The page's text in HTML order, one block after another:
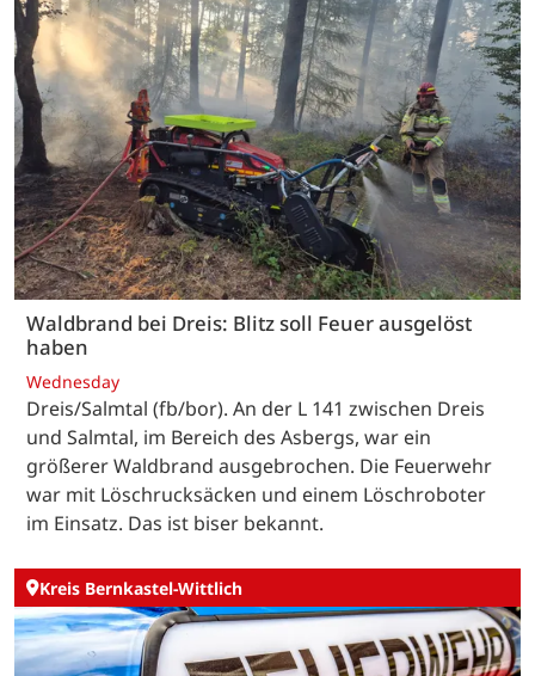
Waldbrand bei Dreis: Blitz soll Feuer ausgelöst
haben
Wednesday
Dreis/Salmtal (fb/bor). An der L 141 zwischen Dreis
und Salmtal, im Bereich des Asbergs, war ein
größerer Waldbrand ausgebrochen. Die Feuerwehr
war mit Löschrucksäcken und einem Löschroboter
im Einsatz. Das ist biser bekannt.
Kreis Bernkastel-Wittlich